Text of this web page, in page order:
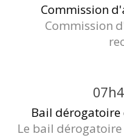
Commission
Commission
Bail dérogatoire
Le bail dérogatoire